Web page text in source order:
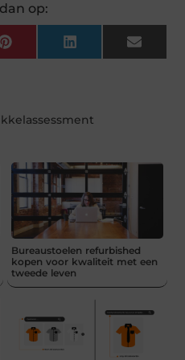
op:
PinterestLinkedInEmail
Bureaustoelen refurbished
kopen voor kwaliteit met een
tweede leven